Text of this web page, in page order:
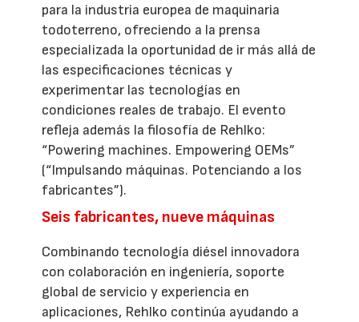
para la industria europea de maquinaria
todoterreno, ofreciendo a la prensa
especializada la oportunidad de ir más allá de
las especificaciones técnicas y
experimentar las tecnologías en
condiciones reales de trabajo. El evento
refleja además la filosofía de Rehlko:
“Powering machines. Empowering OEMs”
(“Impulsando máquinas. Potenciando a los
fabricantes”).
Seis fabricantes, nueve máquinas
Combinando tecnología diésel innovadora
con colaboración en ingeniería, soporte
global de servicio y experiencia en
aplicaciones, Rehlko continúa ayudando a